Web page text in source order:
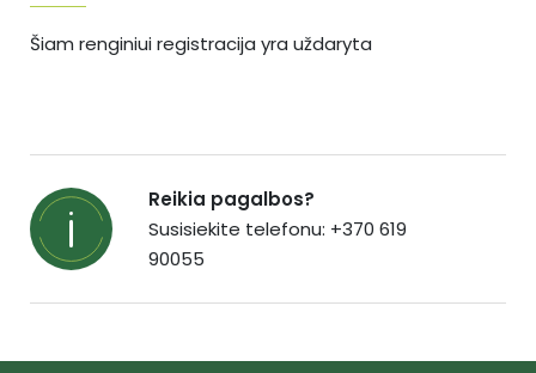
Šiam renginiui registracija yra uždaryta
Reikia pagalbos?
Susisiekite telefonu: +370 619
90055